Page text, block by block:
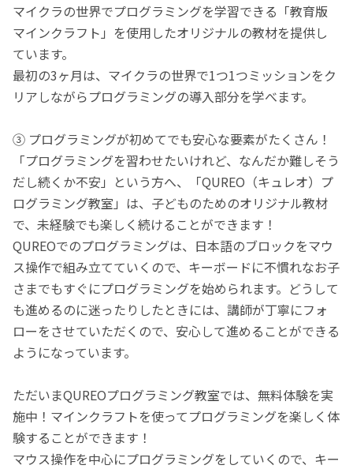
マイクラの世界でプログラミングを学習できる「教育版
マインクラフト」を使用したオリジナルの教材を提供し
ています。
最初の3ヶ月は、マイクラの世界で1つ1つミッションをク
リアしながらプログラミングの導入部分を学べます。
③ プログラミングが初めてでも安心な要素がたくさん！
「プログラミングを習わせたいけれど、なんだか難しそう
だし続くか不安」という方へ、「QUREO（キュレオ）プ
ログラミング教室」は、子どものためのオリジナル教材
で、未経験でも楽しく続けることができます！
QUREOでのプログラミングは、日本語のブロックをマウ
ス操作で組み立てていくので、キーボードに不慣れなお子
さまでもすぐにプログラミングを始められます。どうして
も進めるのに迷ったりしたときには、講師が丁寧にフォ
ローをさせていただくので、安心して進めることができる
ようになっています。
ただいまQUREOプログラミング教室では、無料体験を実
施中！マインクラフトを使ってプログラミングを楽しく体
験することができます！
マウス操作を中心にプログラミングをしていくので、キー